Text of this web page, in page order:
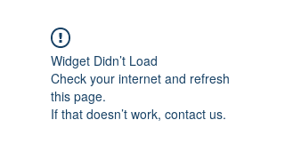
Widget Didn’t Load
Check your internet and refresh
this page.
If that doesn’t work, contact us.